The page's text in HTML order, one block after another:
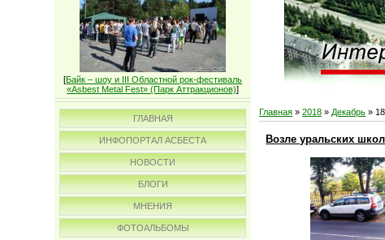
[Байк – шоу и III Областной рок-фестиваль
«Asbest Metal Fest» (Парк Аттракционов)]
ГЛАВНАЯ
ИНФОПОРТАЛ АСБЕСТА
НОВОСТИ
БЛОГИ
МНЕНИЯ
ФОТОАЛЬБОМЫ
Главная »2018 » Декабрь » 18
Возле уральских